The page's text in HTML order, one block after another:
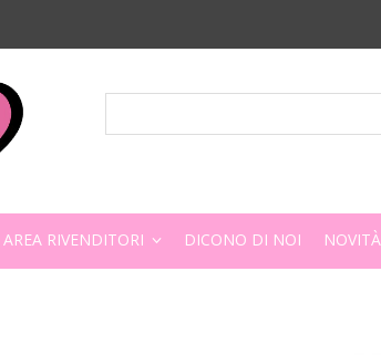
AREA RIVENDITORI DICONO DI NOI NOVITÀ